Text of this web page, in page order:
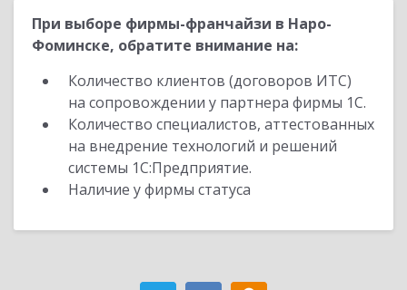
При выборе фирмы-франчайзи в Наро-
Фоминске, обратите внимание на:
Количество клиентов (договоров ИТС)
на сопровождении у партнера фирмы 1С.
Количество специалистов, аттестованных
на внедрение технологий и решений
системы 1С:Предприятие.
Наличие у фирмы статуса